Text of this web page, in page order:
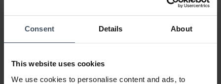
Consent Details About
This website uses cookies
We use cookies to personalise content and ads, to
0%
sehr gut
Avis par Vreny mardi, 16 juillet 2024